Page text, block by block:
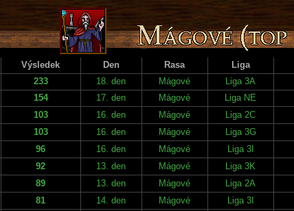
Výsledek Den Rasa Liga
233 18. den Mágové Liga 3A
154 17. den Mágové Liga NE
103 16. den Mágové Liga 2C
103 16. den Mágové Liga 3G
96 16. den Mágové Liga 3I
92 13. den Mágové Liga 3K
89 13. den Mágové Liga 2A
81 14. den Mágové Liga 3I